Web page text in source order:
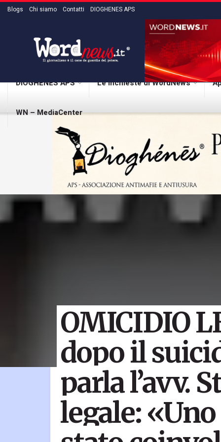
Blogs Chi siamo Contatti DIOGHENES APS
DIOGHENES APS Le inchieste di WordNews
WN – MediaCenter
OMICIDIO
dopo il
parla l’avv.
legale: